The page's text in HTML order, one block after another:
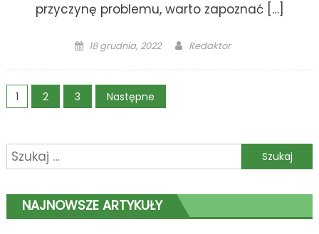
przyczynę problemu, warto zapoznać […]
Posted
18 grudnia, 2022 Author
Redaktor
Stronicowanie
1 2 3 Następne
Szukaj:
NAJNOWSZE ARTYKUŁY